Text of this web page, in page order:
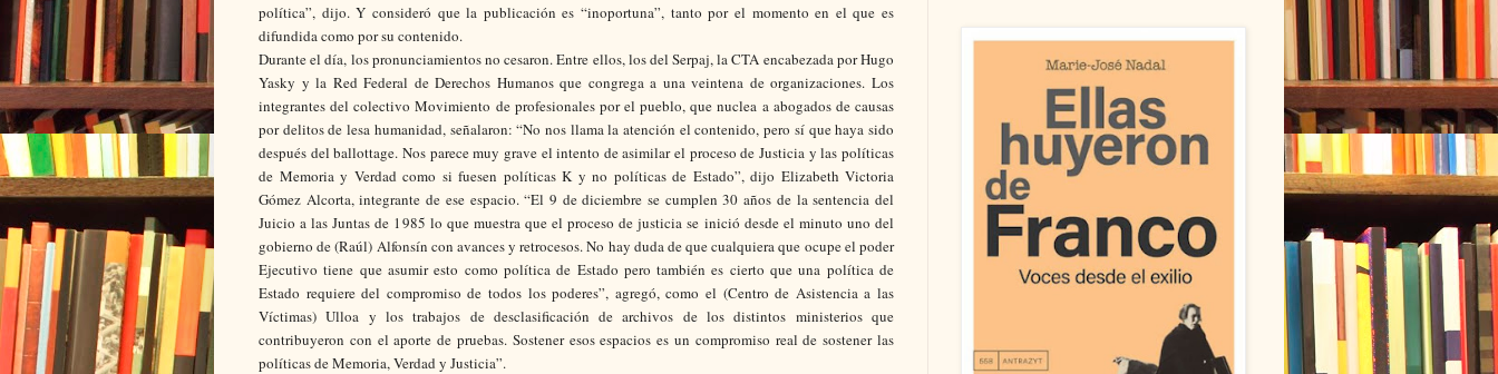
política”, dijo. Y consideró que la publicación es “inoportuna”, tanto por el momento en el que es
difundida como por su contenido.
Durante el día, los pronunciamientos no cesaron. Entre ellos, los del Serpaj, la CTA encabezada por Hugo
Yasky y la Red Federal de Derechos Humanos que congrega a una veintena de organizaciones. Los
integrantes del colectivo Movimiento de profesionales por el pueblo, que nuclea a abogados de causas
por delitos de lesa humanidad, señalaron: “No nos llama la atención el contenido, pero sí que haya sido
después del ballottage. Nos parece muy grave el intento de asimilar el proceso de Justicia y las políticas
de Memoria y Verdad como si fuesen políticas K y no políticas de Estado”, dijo Elizabeth Victoria
Gómez Alcorta, integrante de ese espacio. “El 9 de diciembre se cumplen 30 años de la sentencia del
Juicio a las Juntas de 1985 lo que muestra que el proceso de justicia se inició desde el minuto uno del
gobierno de (Raúl) Alfonsín con avances y retrocesos. No hay duda de que cualquiera que ocupe el poder
Ejecutivo tiene que asumir esto como política de Estado pero también es cierto que una política de
Estado requiere del compromiso de todos los poderes”, agregó, como el (Centro de Asistencia a las
Víctimas) Ulloa y los trabajos de desclasificación de archivos de los distintos ministerios que
contribuyeron con el aporte de pruebas. Sostener esos espacios es un compromiso real de sostener las
políticas de Memoria, Verdad y Justicia”.